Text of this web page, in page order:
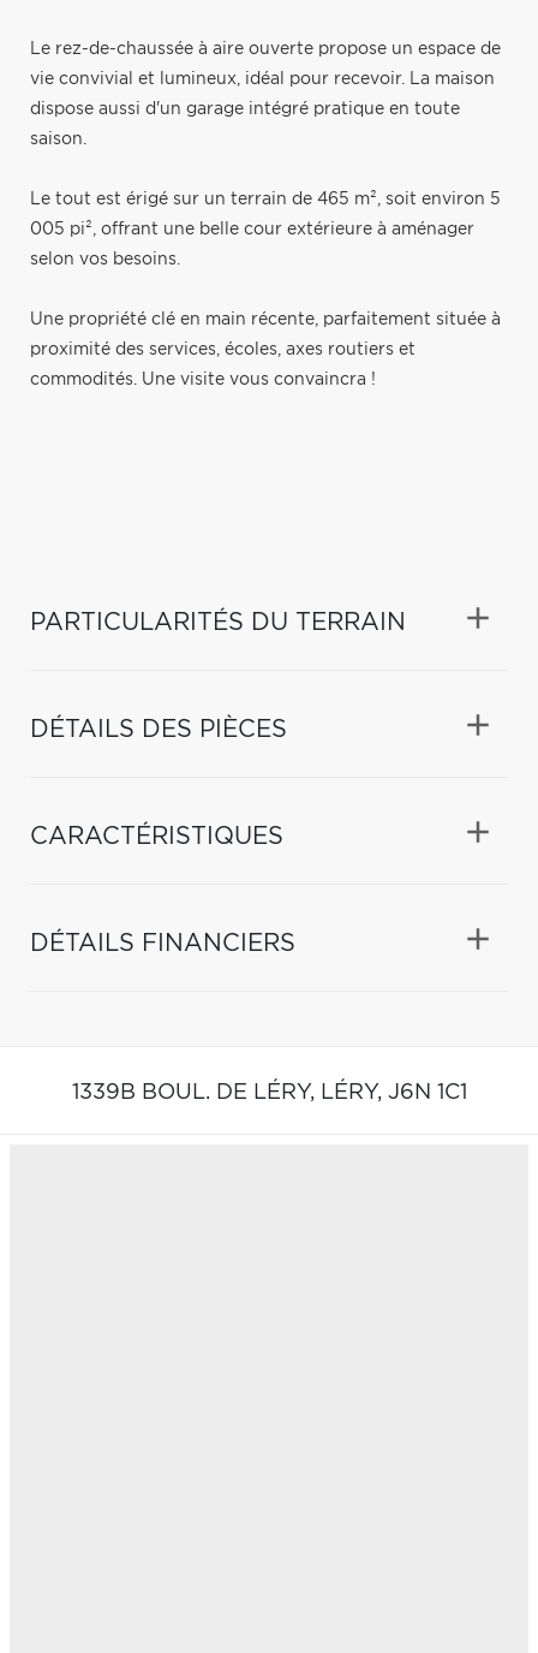
Le rez-de-chaussée à aire ouverte propose un espace de
vie convivial et lumineux, idéal pour recevoir. La maison
dispose aussi d'un garage intégré pratique en toute
saison.
Le tout est érigé sur un terrain de 465 m², soit environ 5
005 pi², offrant une belle cour extérieure à aménager
selon vos besoins.
Une propriété clé en main récente, parfaitement située à
proximité des services, écoles, axes routiers et
commodités. Une visite vous convaincra !
PARTICULARITÉS DU TERRAIN
DÉTAILS DES PIÈCES
CARACTÉRISTIQUES
DÉTAILS FINANCIERS
1339B BOUL. DE LÉRY, LÉRY, J6N 1C1